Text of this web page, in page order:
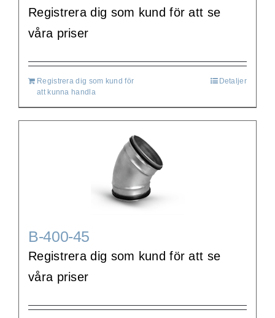
Registrera dig som kund för att se
våra priser
Registrera dig som kund för
att kunna handla
Detaljer
B-400-45
Registrera dig som kund för att se
våra priser